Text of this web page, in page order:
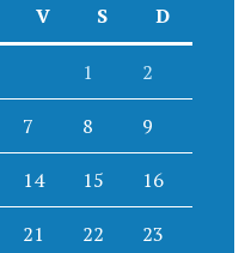
V S D
1 2
7 8 9
14 15 16
21 22 23